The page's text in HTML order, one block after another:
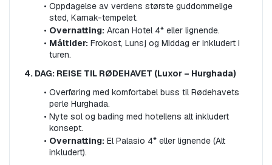
Oppdagelse av verdens største guddommelige
sted, Karnak-tempelet.
Overnatting: Arcan Hotel 4* eller lignende.
Måltider: Frokost, Lunsj og Middag er inkludert i
turen.
4. DAG: REISE TIL RØDEHAVET (Luxor – Hurghada)
Overføring med komfortabel buss til Rødehavets
perle Hurghada.
Nyte sol og bading med hotellens alt inkludert
konsept.
Overnatting: El Palasio 4* eller lignende (Alt
inkludert).